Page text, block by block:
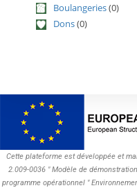
Boulangeries(0)
Dons(0)
Cette plateforme est développée et
2.009-0036 " Modèle de
programme opérationnel "